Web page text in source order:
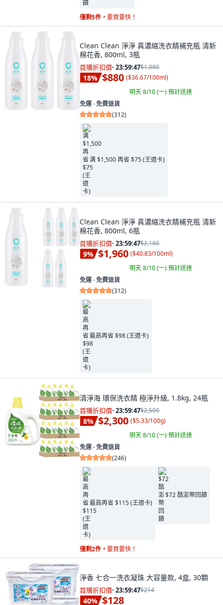
僅剩5件， 要買要快！
Clean Clean 淨淨 真濃縮洗衣精補充瓶 清新
棉花香, 800ml, 3瓶
首購折扣價· 23:59:45$1,080
18% $880 ($36.67/100ml)
明天 8/10 (一)預計送達
免運 ∙ 免費退貨
(312)
满 $1,500 再省 $75 (王道卡)
Clean Clean 淨淨 真濃縮洗衣精補充瓶 清新
棉花香, 800ml, 6瓶
首購折扣價· 23:59:45$2,160
9% $1,960 ($40.83/100ml)
明天 8/10 (一)預計送達
免運 ∙ 免費退貨
(312)
最高再省 $98 (王道卡)
清淨海 環保洗衣精 極淨升級, 1.8kg, 24瓶
首購折扣價· 23:59:45$2,500
8% $2,300 ($5.33/100g)
明天 8/10 (一)預計送達
免運 ∙ 免費退貨
(246)
最高再省 $115 (王道卡)
$72 酷澎幣回饋
僅剩2件， 要買要快！
淨香 七合一洗衣凝珠 大容量款, 4盒, 30顆
首購折扣價· 23:59:45$214
40% $128